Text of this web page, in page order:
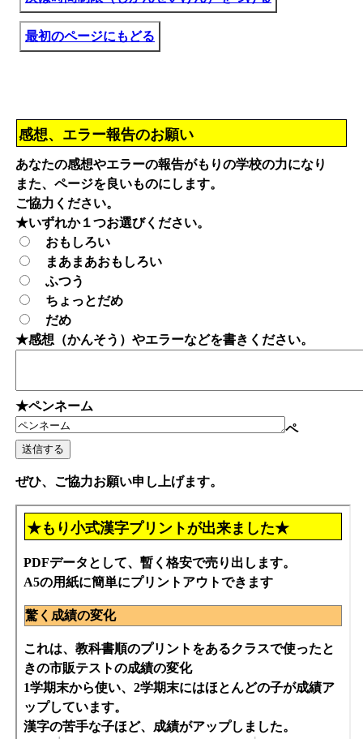
最初のページにもどる
感想、エラー報告のお願い
あなたの感想やエラーの報告がもりの学校の力になり
また、ページを良いものにします。
ご協力ください。
★いずれか１つお選びください。
おもしろい
まあまあおもしろい
ふつう
ちょっとだめ
だめ
★感想（かんそう）やエラーなどを書きください。
★ペンネーム
ペ
ぜひ、ご協力お願い申し上げます。